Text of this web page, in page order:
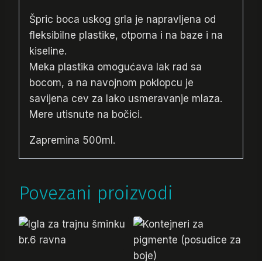
Špric boca uskog grla je napravljena od
fleksibilne plastike, otporna i na baze i na
kiseline.
Meka plastika omogućava lak rad sa
bocom, a na navojnom poklopcu je
savijena cev za lako usmeravanje mlaza.
Mere utisnute na bočici.
Zapremina 500ml.
Povezani proizvodi